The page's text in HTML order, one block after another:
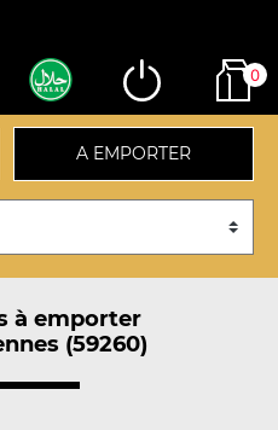
0
A EMPORTER
à emporter
(59260)